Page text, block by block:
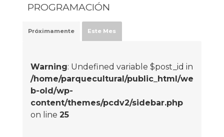
PROGRAMACIÓN
Próximamente Este Mes
Warning: Undefined variable $post_id in
/home/parquecultural/public_html/we
b-old/wp-
content/themes/pcdv2/sidebar.php
on line 25